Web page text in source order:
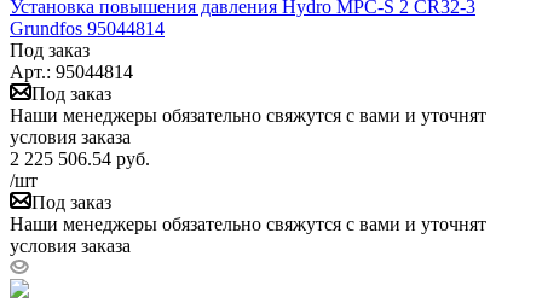
Установка повышения давления Hydro MPC-S 2 CR32-3
Grundfos 95044814
Под заказ
Арт.: 95044814
Под заказ
Наши менеджеры обязательно свяжутся с вами и уточнят
условия заказа
2 225 506.54 руб.
/шт
Под заказ
Наши менеджеры обязательно свяжутся с вами и уточнят
условия заказа